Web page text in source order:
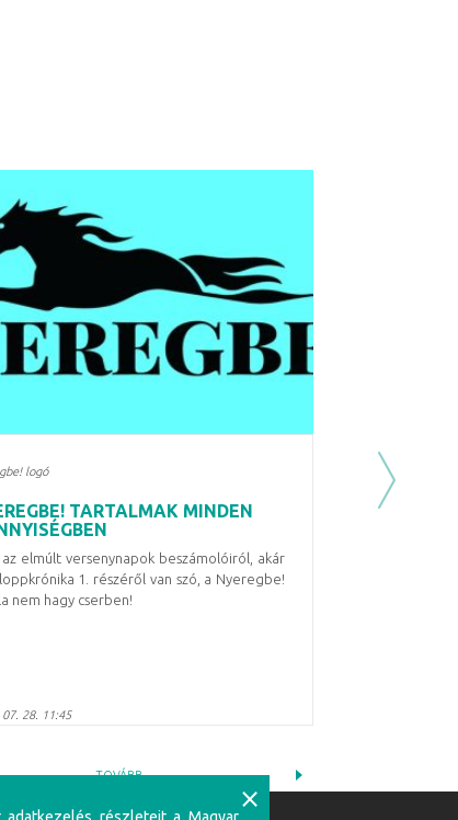
logó
TARTALMAK MINDEN
az elmúlt versenynapok beszámolóiról, akár
1. részéről van szó, a Nyeregbe!
nem hagy cserben!
07. 28. 11:45
TOVÁBB
Next
⨯